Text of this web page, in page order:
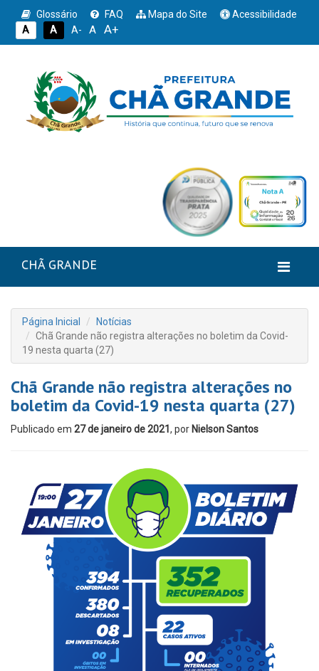
Glossário FAQ Mapa do Site
Acessibilidade
A
A A- A A+
CHÃ GRANDE
Página Inicial
Notícias
Chã Grande não registra alterações no boletim da Covid-
19 nesta quarta (27)
Chã Grande não registra alterações no
boletim da Covid-19 nesta quarta (27)
Publicado em 27 de janeiro de 2021 , por Nielson Santos